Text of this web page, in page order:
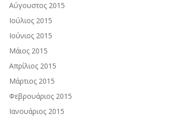
Αύγουστος 2015
Ιούλιος 2015
Ιούνιος 2015
Μάιος 2015
Απρίλιος 2015
Μάρτιος 2015
Φεβρουάριος 2015
Ιανουάριος 2015